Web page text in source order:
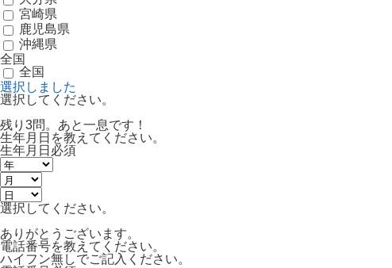
宮崎県
鹿児島県
沖縄県
全国
全国
選択しました
選択してください。
残り3問。あと一息です！
生年月日を教えてください。
生年月日 必須
選択してください。
ありがとうございます。
電話番号を教えてください。
ハイフン無しでご記入ください。